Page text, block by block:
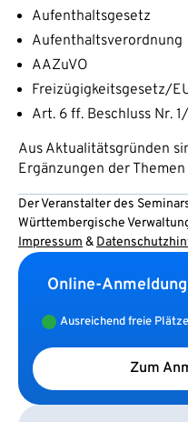
Aufenthaltsgesetz
Aufenthaltsverordnung
AAZuVO
Freizügigkeitsgesetz/
Art. 6 ff. Beschluss Nr.
Aus Aktualitätsgründen
Ergänzungen der
Der Veranstalter des
Württembergische
Impressum &
Online-Anmeldung
Ausreichend freie
Zum